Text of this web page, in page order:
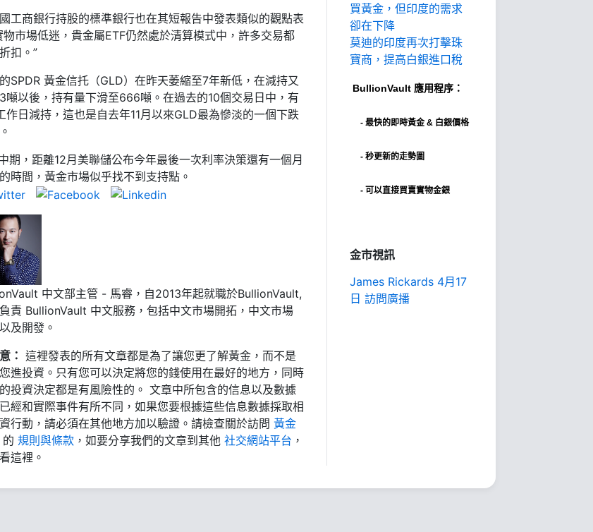
工商銀行持股的標準銀行也在其短報告中發表類似的觀點表
物市場低迷，貴金屬ETF仍然處於清算模式中，許多交易都
扣。”
SPDR 黃金信托（GLD）在昨天萎縮至7年新低，在減持又
噸以後，持有量下滑至666噸。在過去的10個交易日中，有
作日減持，這也是自去年11月以來GLD最為慘淡的一個下跌
期，距離12月美聯儲公布今年最後一次利率決策還有一個月
時間，黃金市場似乎找不到支持點。
中文部主管 - 馬睿，自2013年起就職於BullionVault,
責 BullionVault 中文服務，包括中文市場開拓，中文市場
及開發。
： 這裡發表的所有文章都是為了讓您更了解黃金，而不是
進投資。只有您可以決定將您的錢使用在最好的地方，同時
投資決定都是有風險性的。 文章中所包含的信息以及數據
經和實際事件有所不同，如果您要根據這些信息數據採取相
行動，請必須在其他地方加以驗證。請檢查關於訪問 黃金
的 規則與條款 ，如要分享我們的文章到其他 社交網站平台 ，
這裡。
買黃金，但印度的需求
卻在下降
莫迪的印度再次打擊珠
寶商，提高白銀進口稅
BullionVault 應用程序：
- 最快的即時黃金 & 白銀價格
- 秒更新的走勢圖
- 可以直接買賣實物金銀
金市視訊
James Rickards 4月17
日 訪問廣播